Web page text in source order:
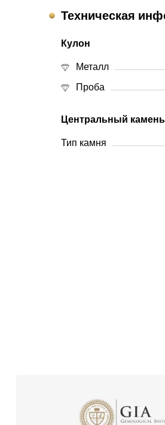
Техническая
Кулон
Металл
Проба
Центральный камень
Тип камня